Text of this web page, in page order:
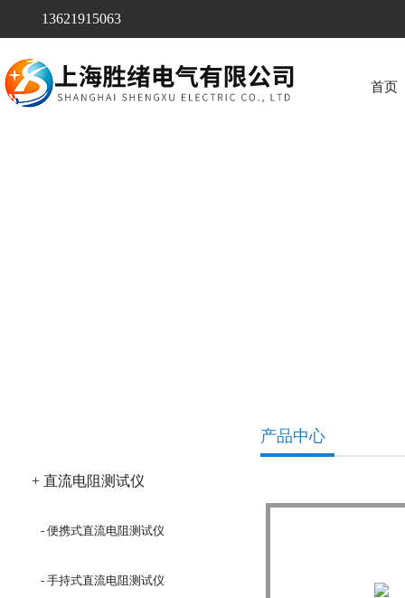
13621915063
首页
+ 直流电阻测试仪
- 便携式直流电阻测试仪
- 手持式直流电阻测试仪
产品中心